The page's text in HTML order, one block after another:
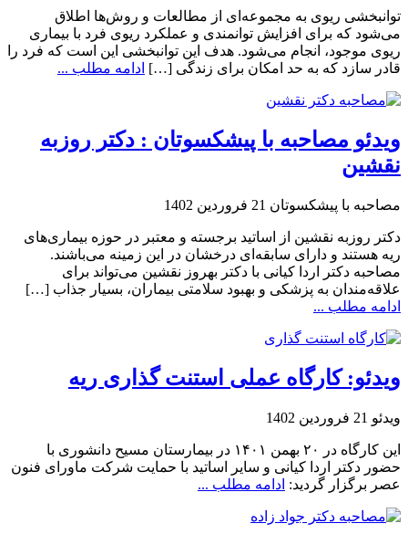
توانبخشی ریوی به مجموعه‌ای از مطالعات و روش‌ها اطلاق
می‌شود که برای افزایش توانمندی و عملکرد ریوی فرد با بیماری
ریوی موجود، انجام می‌شود. هدف این توانبخشی این است که فرد را
قادر سازد که به حد امکان برای زندگی […] ادامه مطلب ...
ویدئو مصاحبه با پیشکسوتان : دکتر روزبه
نقشین
مصاحبه با پیشکسوتان 21 فروردین 1402
دکتر روزبه نقشین از اساتید برجسته و معتبر در حوزه بیماری‌های
ریه هستند و دارای سابقه‌ای درخشان در این زمینه می‌باشند.
مصاحبه دکتر اردا کیانی با دکتر بهروز نقشین می‌تواند برای
علاقه‌مندان به پزشکی و بهبود سلامتی بیماران، بسیار جذاب […]
ادامه مطلب ...
ویدئو: کارگاه عملی استنت گذاری ریه
ویدئو 21 فروردین 1402
این کارگاه در ۲۰ بهمن ۱۴۰۱ در بیمارستان مسیح دانشوری با
حضور دکتر اردا کیانی و سایر اساتید با حمایت شرکت ماورای فنون
عصر برگزار گردید: ادامه مطلب ...